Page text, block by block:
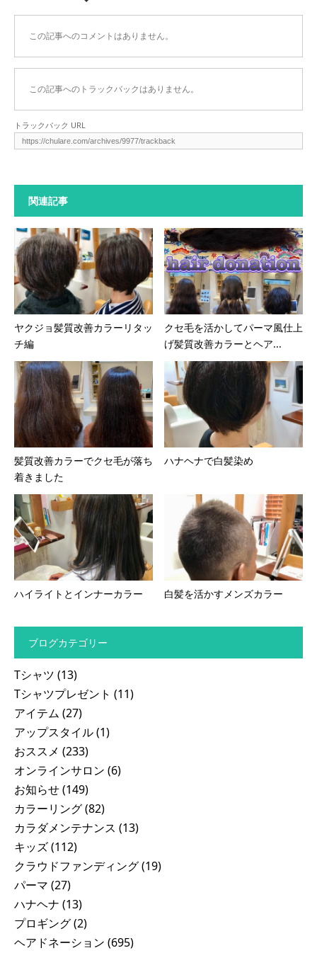
この記事へのコメントはありません。
この記事へのトラックバックはありません。
トラックバック URL
関連記事
ヤクジョ髪質改善カラーリタッ
チ編
クセ毛を活かしてパーマ風仕上
げ髪質改善カラーとヘア...
髪質改善カラーでクセ毛が落ち
着きました
ハナヘナで白髪染め
ハイライトとインナーカラー 白髪を活かすメンズカラー
ブログカテゴリー
Tシャツ (13)
Tシャツプレゼント (11)
アイテム (27)
アップスタイル(1)
おススメ (233)
オンラインサロン (6)
お知らせ(149)
カラーリング(82)
カラダメンテナンス (13)
キッズ(112)
クラウドファンディング(19)
パーマ (27)
ハナヘナ (13)
プロギング(2)
ヘアドネーション (695)